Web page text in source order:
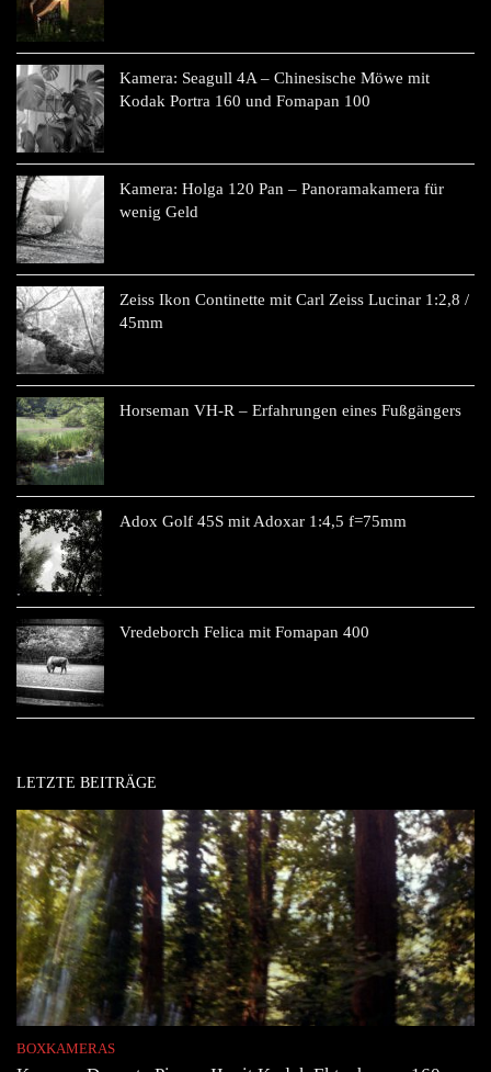
Kamera: Seagull 4A – Chinesische Möwe mit
Kodak Portra 160 und Fomapan 100
Kamera: Holga 120 Pan – Panoramakamera für
wenig Geld
Zeiss Ikon Continette mit Carl Zeiss Lucinar 1:2,8 /
45mm
Horseman VH-R – Erfahrungen eines Fußgängers
Adox Golf 45S mit Adoxar 1:4,5 f=75mm
Vredeborch Felica mit Fomapan 400
LETZTE BEITRÄGE
BOXKAMERAS